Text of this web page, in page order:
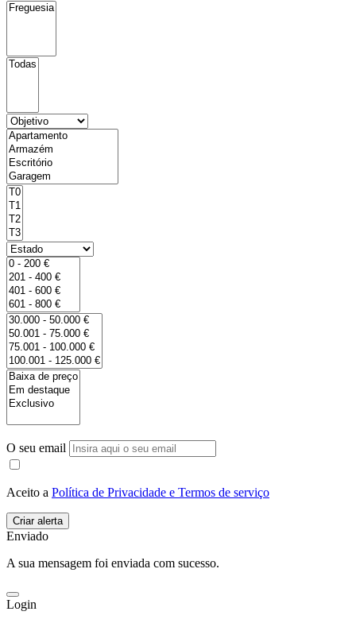
O seu email
Aceito a Política de Privacidade e Termos de serviço
Enviado
A sua mensagem foi enviada com sucesso.
Login